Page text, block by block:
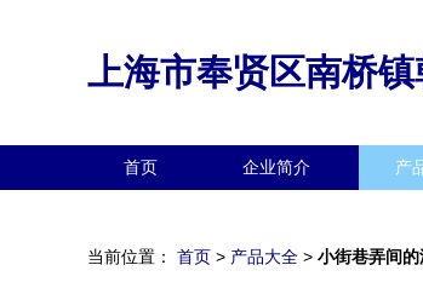
上海市奉贤区南桥
首页 企业简介 产
当前位置： 首页 > 产品大全 > 小街巷弄间